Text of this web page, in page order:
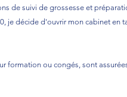
de suivi de grossesse et
je décide d'ouvrir mon cabinet en
formation ou congés, sont